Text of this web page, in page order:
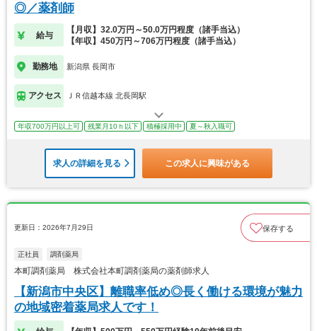
◎／薬剤師
給与
【月収】32.0万円～50.0万円程度（諸手当込）
【年収】450万円～706万円程度（諸手当込）
勤務地 新潟県 長岡市
アクセス ＪＲ信越本線 北長岡駅
年収700万円以上可 残業月10ｈ以下 積極採用中 夏～秋入職可
求人の詳細を見る この求人に興味がある
更新日：2026年7月29日 保存する
正社員 調剤薬局
本町調剤薬局 株式会社本町調剤薬局の薬剤師求人
【新潟市中央区】離職率低め◎長く働ける環境が魅力
の地域密着薬局求人です！